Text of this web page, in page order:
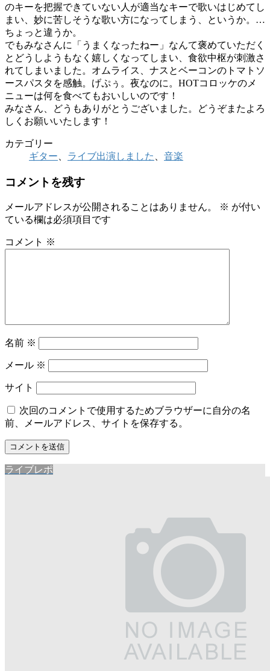
のキーを把握できていない人が適当なキーで歌いはじめてし
まい、妙に苦しそうな歌い方になってしまう、というか。…
ちょっと違うか。
でもみなさんに「うまくなったねー」なんて褒めていただく
とどうしようもなく嬉しくなってしまい、食欲中枢が刺激さ
れてしまいました。オムライス、ナスとベーコンのトマトソ
ースパスタを感触。げぷぅ。夜なのに。HOTコロッケのメ
ニューは何を食べてもおいしいのです！
みなさん、どうもありがとうございました。どうぞまたよろ
しくお願いいたします！
カテゴリー
ギター
ライブ出演しました 音楽
コメントを残す
メールアドレスが公開されることはありません。 ※ が付い
ている欄は必須項目です
コメント ※
名前 ※
メール ※
サイト
次回のコメントで使用するためブラウザーに自分の名
前、メールアドレス、サイトを保存する。
ライブレポ